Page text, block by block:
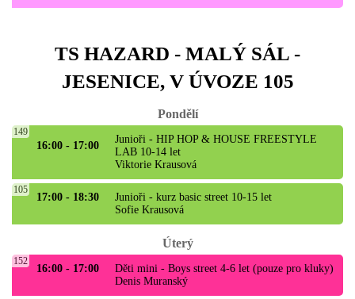
TS HAZARD - MALÝ SÁL -
JESENICE, V ÚVOZE 105
Pondělí
16:00 - 17:00
149
Junioři - HIP HOP & HOUSE FREESTYLE
LAB 10-14 let
Viktorie Krausová
17:00 - 18:30
105
Junioři - kurz basic street 10-15 let
Sofie Krausová
Úterý
16:00 - 17:00
152
Děti mini - Boys street 4-6 let (pouze pro kluky)
Denis Muranský